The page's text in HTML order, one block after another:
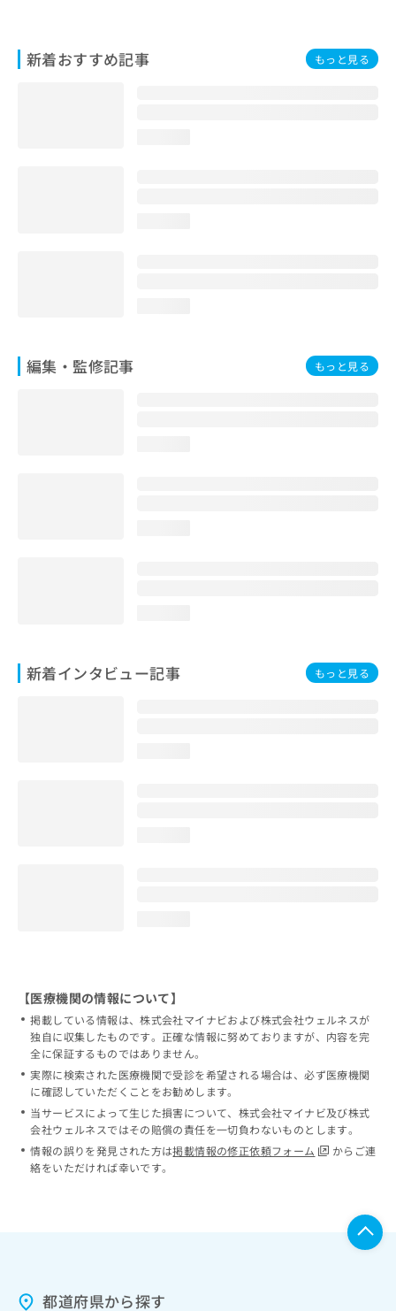
新着おすすめ記事 もっと見る
編集・監修記事 もっと見る
新着インタビュー記事 もっと見る
合
【医療機関の情報について】
掲載している情報は、株式会社マイナビおよび株式会社ウェルネスが
独自に収集したものです。正確な情報に努めておりますが、内容を完
全に保証するものではありません。
実際に検索された医療機関で受診を希望される場合は、必ず医療機関
に確認していただくことをお勧めします。
当サービスによって生じた損害について、株式会社マイナビ及び株式
会社ウェルネスではその賠償の責任を一切負わないものとします。
情報の誤りを発見された方は掲載情報の修正依頼フォーム
からご連
絡をいただければ幸いです。
都道府県から探す